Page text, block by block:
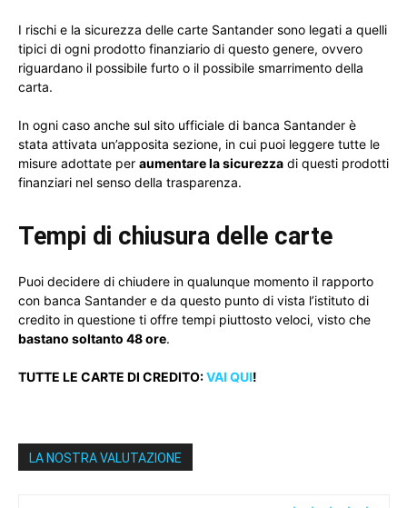
I rischi e la sicurezza delle carte Santander sono legati a quelli
tipici di ogni prodotto finanziario di questo genere, ovvero
riguardano il possibile furto o il possibile smarrimento della
carta.
In ogni caso anche sul sito ufficiale di banca Santander è
stata attivata un’apposita sezione, in cui puoi leggere tutte le
misure adottate per aumentare la sicurezza di questi prodotti
finanziari nel senso della trasparenza.
Tempi di chiusura delle carte
Puoi decidere di chiudere in qualunque momento il rapporto
con banca Santander e da questo punto di vista l’istituto di
credito in questione ti offre tempi piuttosto veloci, visto che
bastano soltanto 48 ore.
TUTTE LE CARTE DI CREDITO:VAI QUI!
LA NOSTRA VALUTAZIONE